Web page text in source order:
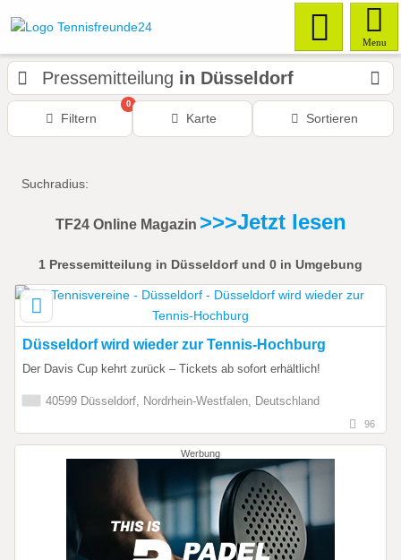
Menu
Pressemitteilung in Düsseldorf
Filtern
0
Karte Sortieren
Suchradius:
TF24 Online Magazin >>>Jetzt lesen
1 Pressemitteilung in Düsseldorf und 0 in Umgebung
Düsseldorf wird wieder zur Tennis-Hochburg
Der Davis Cup kehrt zurück – Tickets ab sofort erhältlich!
40599 Düsseldorf, Nordrhein-Westfalen, Deutschland
96
Werbung